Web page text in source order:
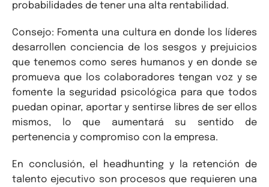
probabilidades de tener una alta rentabilidad.
Consejo: Fomenta una cultura en donde los líderes
desarrollen conciencia de los sesgos y prejuicios
que tenemos como seres humanos y en donde se
promueva que los colaboradores tengan voz y se
fomente la seguridad psicológica para que todos
puedan opinar, aportar y sentirse libres de ser ellos
mismos, lo que aumentará su sentido de
pertenencia y compromiso con la empresa.
En conclusión, el headhunting y la retención de
talento ejecutivo son procesos que requieren una